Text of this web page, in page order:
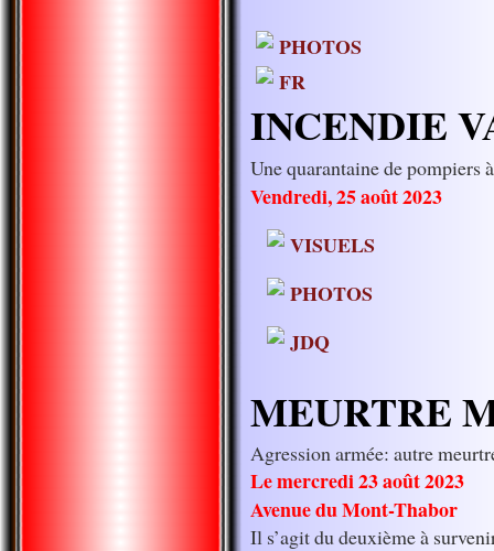
PHOTOS
FR
INCENDIE
Une quarantaine de pompiers
Vendredi, 25 août 2023
VISUELS
PHOTOS
JDQ
MEURTRE
Agression armée: autre
Le mercredi 23 août 2023
Avenue du Mont-Thabor
Il s’agit du deuxième à